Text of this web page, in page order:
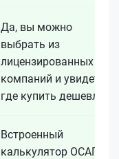
Да, вы можно
выбрать из
лицензированных 15+
компаний и увидеть,
где купить дешевле
Встроенный
калькулятор ОСАГО